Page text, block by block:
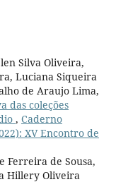
Silva Oliveira,
Luciana Siqueira
de Araujo Lima,
das coleções
, Caderno
XV Encontro de
Ferreira de Sousa,
Hillery Oliveira